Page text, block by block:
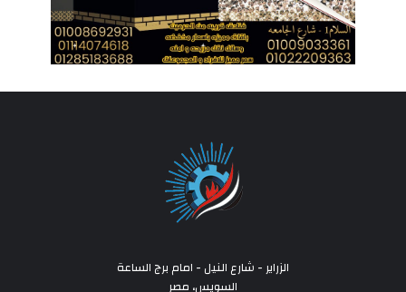
الزراير - شارع النيل - امام برج الساعة
السويس، مصر